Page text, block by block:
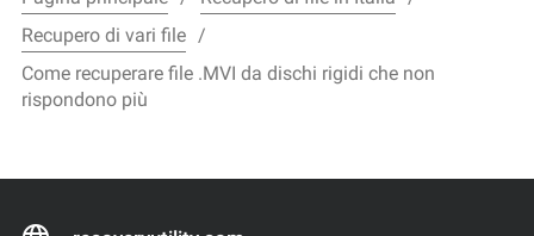
Recupero di vari file
Come recuperare file .MVI da dischi rigidi che non
rispondono più